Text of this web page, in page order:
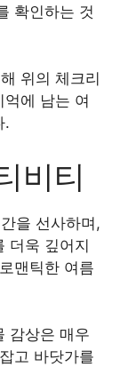
확인하는 것
위의 체크리
에 남는 여
.
비티
을 선사하며,
더욱 깊어지
맨틱한 여름
감상은 매우
고 바닷가를